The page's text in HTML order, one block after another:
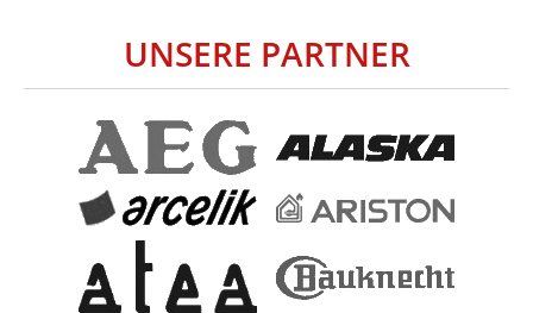
UNSERE PARTNER